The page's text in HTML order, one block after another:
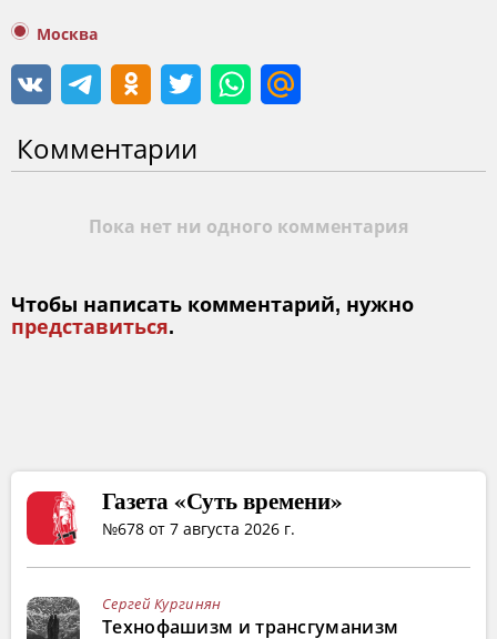
Москва
Комментарии
Пока нет ни одного комментария
Чтобы написать комментарий, нужно
представиться.
Газета «Суть времени»
№678 от 7 августа 2026 г.
Сергей Кургинян
Технофашизм и трансгуманизм